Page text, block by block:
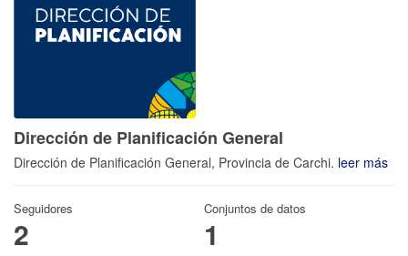
Dirección de Planificación General
Dirección de Planificación General, Provincia de Carchi. leer más
Seguidores
2
Conjuntos de datos
1